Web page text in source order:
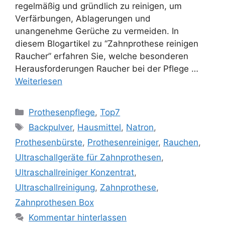
regelmäßig und gründlich zu reinigen, um
Verfärbungen, Ablagerungen und
unangenehme Gerüche zu vermeiden. In
diesem Blogartikel zu “Zahnprothese reinigen
Raucher” erfahren Sie, welche besonderen
Herausforderungen Raucher bei der Pflege …
Weiterlesen
Kategorien
Prothesenpflege,Top7
Schlagwörter
Backpulver, Hausmittel, Natron,
Prothesenbürste, Prothesenreiniger, Rauchen,
Ultraschallgeräte für Zahnprothesen,
Ultraschallreiniger Konzentrat,
Ultraschallreinigung, Zahnprothese,
Zahnprothesen Box
Kommentar hinterlassen